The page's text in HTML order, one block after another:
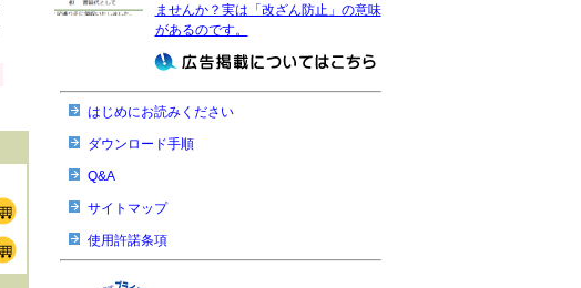
ませんか？実は「改ざん防止」の意味
があるのです。
はじめにお読みください
ダウンロード手順
Q&A
サイトマップ
使用許諾条項